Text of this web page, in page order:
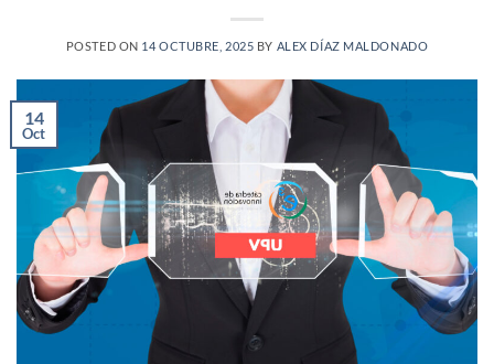
POSTED ON 14 OCTUBRE, 2025 BY ALEX DÍAZ MALDONADO
14
Oct